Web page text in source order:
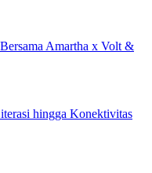
Amartha x Volt &
hingga Konektivitas